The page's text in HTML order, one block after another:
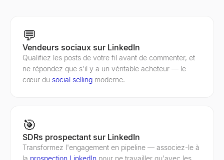
💬
Vendeurs sociaux sur LinkedIn
Qualifiez les posts de votre fil avant de commenter, et
ne répondez que s'il y a un véritable acheteur — le
cœur du social selling moderne.
🎯
SDRs prospectant sur LinkedIn
Transformez l'engagement en pipeline — associez-le à
la prospection LinkedIn pour ne travailler qu'avec les